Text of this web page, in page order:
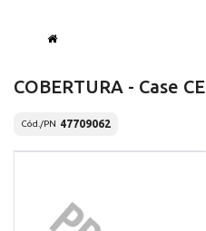
COBERTURA - Case CE
Cód./PN 47709062